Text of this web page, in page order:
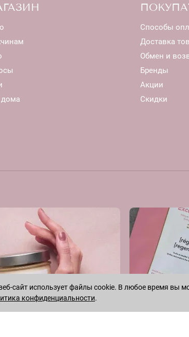
Способы
Доставка
Обмен и
Бренды
Акции
Скидки
сайт использует файлы cookie. В любое время вы
конфиденциальности.